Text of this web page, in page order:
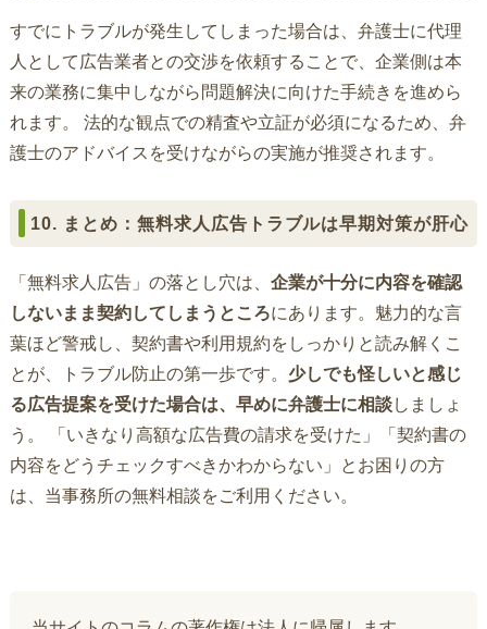
すでにトラブルが発生してしまった場合は、弁護士に代理
人として広告業者との交渉を依頼することで、企業側は本
来の業務に集中しながら問題解決に向けた手続きを進めら
れます。 法的な観点での精査や立証が必須になるため、弁
護士のアドバイスを受けながらの実施が推奨されます。
10. まとめ：無料求人広告トラブルは早期対策が肝心
「無料求人広告」の落とし穴は、 企業が十分に内容を確認
しないまま契約してしまうところにあります。魅力的な言
葉ほど警戒し、契約書や利用規約をしっかりと読み解くこ
とが、トラブル防止の第一歩です。 少しでも怪しいと感じ
る広告提案を受けた場合は、早めに弁護士に相談しましょ
う。 「いきなり高額な広告費の請求を受けた」「契約書の
内容をどうチェックすべきかわからない」とお困りの方
は、当事務所の無料相談をご利用ください。